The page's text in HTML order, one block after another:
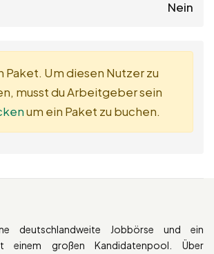
Nein
Paket. Um diesen Nutzer zu
musst du Arbeitgeber sein
um ein Paket zu buchen.
deutschlandweite Jobbörse und ein
einem großen Kandidatenpool. Über